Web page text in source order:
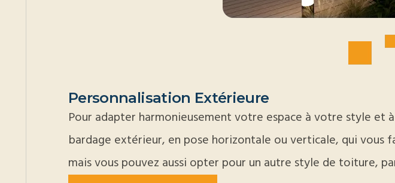
Personnalisation Extérieure
Pour adapter harmonieusement votre espace à votre style et
bardage extérieur, en pose horizontale ou verticale, qui
mais vous pouvez aussi opter pour un autre style de toiture,